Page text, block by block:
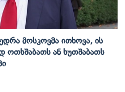
Მოსკოვმა Ითხოვა, Ის
Ოთხშაბათს Ან Ხუთშაბათს